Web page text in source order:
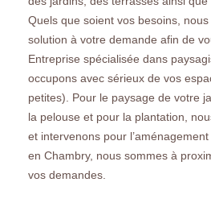
Quels que soient vos besoins,
solution à votre demande afin de
Entreprise spécialisée dans
occupons avec sérieux de vos
petites). Pour le paysage de votre
la pelouse et pour la plantation,
et intervenons pour
en Chambry, nous sommes à
vos demandes.